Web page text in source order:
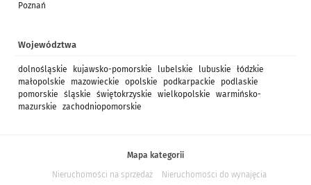
Poznań
Województwa
dolnośląskie kujawsko-pomorskie lubelskie lubuskie
łódzkie
małopolskie
mazowieckie opolskie podkarpackie
podlaskie
pomorskie
śląskie świętokrzyskie wielkopolskie
warmińsko-
mazurskie
zachodniopomorskie
Mapa kategorii
Nieruchomości na sprzedaż
Nieruchomości do wynajęcia